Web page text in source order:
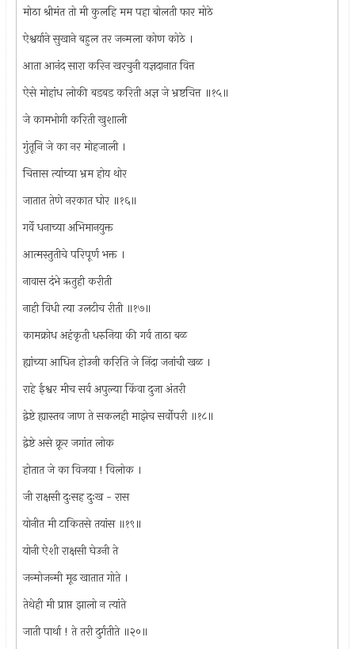
मोठा श्रीमंत तो मी कुलहि मम पहा बोलती फार मोठे
ऐश्वर्याने सुखाने बहुल तर जन्मला कोण कोठे ।
आता आनंद सारा करिन खरचुनी यज्ञदानात वित्त
ऐसे मोहांध लोकी बडबड करिती अज्ञ जे भ्रष्टचित्त ॥१५॥
जे कामभोगी करिती खुशाली
गुंतूनि जे का नर मोहजाली ।
चित्तास त्यांच्या भ्रम होय थोर
जातात तेणे नरकात घोर ॥१६॥
गर्वे धनाच्या अभिमानयुक्त
आत्मस्तुतीचे परिपूर्ण भक्त ।
नावास दंभे ऋतुही करीती
नाही विधी त्या उलटीच रीती ॥१७॥
कामक्रोध अहंकृती धरुनिया की गर्व ताठा बळ
ह्यांच्या आधिन होउनी करिति जे निंदा जनांची खळ ।
राहे ईश्वर मीच सर्व अपुल्या किंवा दुजा अंतरी
द्वेष्टे ह्यास्तव जाण ते सकलही माझेच सर्वोपरी ॥१८॥
द्वेष्टे असे क्रूर जगांत लोक
होतात जे का विजया ! विलोक ।
जी राक्षसी दुःसह दुःख - रास
योनीत मी टाकितसे तयांस ॥१९॥
योनी ऐशी राक्षसी घेउनी ते
जन्मोजन्मी मूढ खातात गोते ।
तेथेही मी प्राप्त झालो न त्यांते
जाती पार्था ! ते तरी दुर्गतीते ॥२०॥